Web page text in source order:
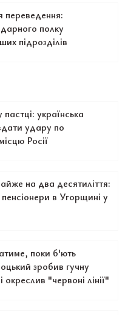
переведення:
полку
підрозділів
українська
удару по
Росії
на два десятиліття:
в Угорщині у
поки б'ють
зробив гучну
окреслив "червоні лінії"